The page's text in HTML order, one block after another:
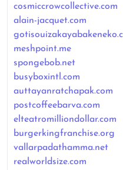
cosmiccrowcollective.com
alain-jacquet.com
meshpoint.me
spongebob.net
busyboxintl.com
auttayanratchapak.com
postcoffeebarva.com
elteatromilliondollar.com
burgerkingfranchise.org
vallarpadathamma.net
realworldsize.com